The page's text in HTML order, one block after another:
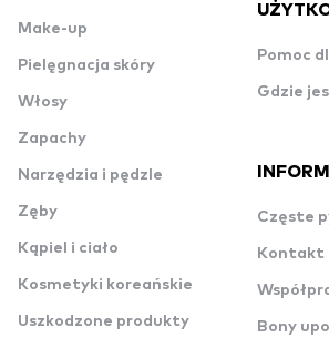
Make-up
Pielęgnacja skóry
Włosy
Zapachy
Narzędzia i pędzle
Zęby
Kąpiel i ciało
Kosmetyki koreańskie
Uszkodzone produkty
Pomoc
Gdzie
Częste
Kontakt
Bony